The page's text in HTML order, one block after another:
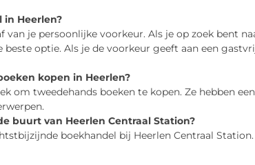
in Heerlen?
van je persoonlijke voorkeur. Als je op zoek bent
beste optie. Als je de voorkeur geeft aan een
kopen in Heerlen?
om tweedehands boeken te kopen. Ze hebben
buurt van Heerlen Centraal Station?
boekhandel bij Heerlen Centraal